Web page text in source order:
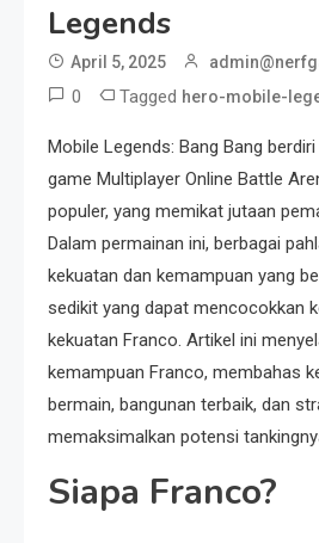
Legends
April 5, 2025
0 Tagged hero-mobile-
Mobile Legends: Bang Bang
game Multiplayer Online Battle
populer, yang memikat jutaan
Dalam permainan ini, berbagai
kekuatan dan kemampuan yang
sedikit yang dapat mencocokkan
kekuatan Franco. Artikel ini
kemampuan Franco, membahas
bermain, bangunan terbaik, dan
memaksimalkan potensi
Siapa Franco?